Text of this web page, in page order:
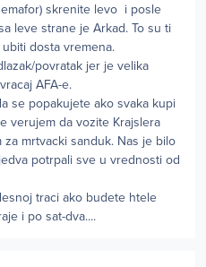
skrenite levo i posle
leve strane je Arkad. To su ti
dosta vremena.
povratak jer je velika
AFA-e.
se popakujete ako svaka kupi
verujem da vozite Krajslera
mrtvacki sanduk. Nas je bilo
potrpali sve u vrednosti od
traci ako budete htele
i po sat-dva....